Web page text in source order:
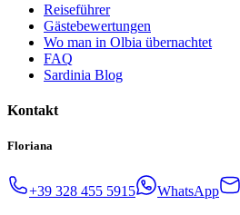
Reiseführer
Gästebewertungen
Wo man in Olbia übernachtet
FAQ
Sardinia Blog
Kontakt
Floriana
+39 328 455 5915 WhatsApp